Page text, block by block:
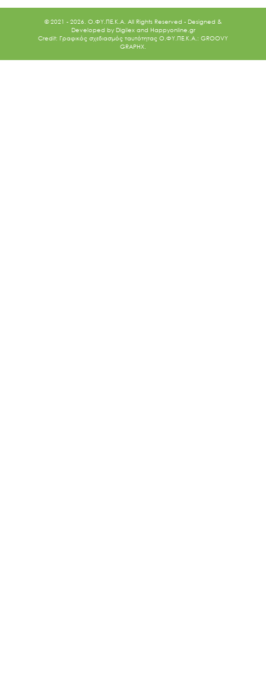
© 2021 - 2026. O.ΦΥ.ΠΕ.Κ.Α. All Rights Reserved - Designed &
Developed by Digilex and Happyonline.gr
Credit: Γραφικός σχεδιασμός ταυτότητας Ο.ΦΥ.ΠΕ.Κ.Α.: GROOVY
GRAPHX.